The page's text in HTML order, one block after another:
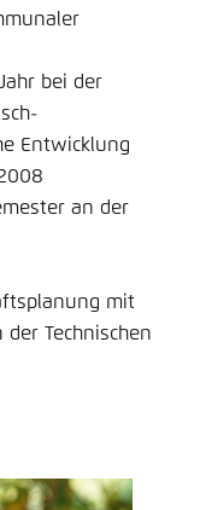
bei der
Entwicklung
an der
mit
Technischen